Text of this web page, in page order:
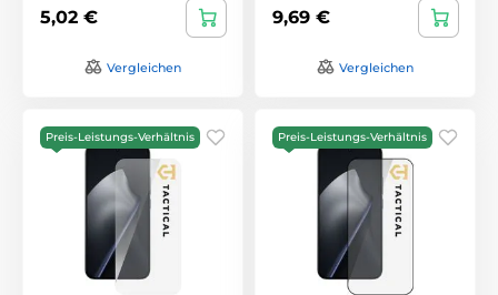
5,02 €
Vergleichen
9,69 €
Vergleichen
Preis-Leistungs-Verhältnis Preis-Leistungs-Verhältnis